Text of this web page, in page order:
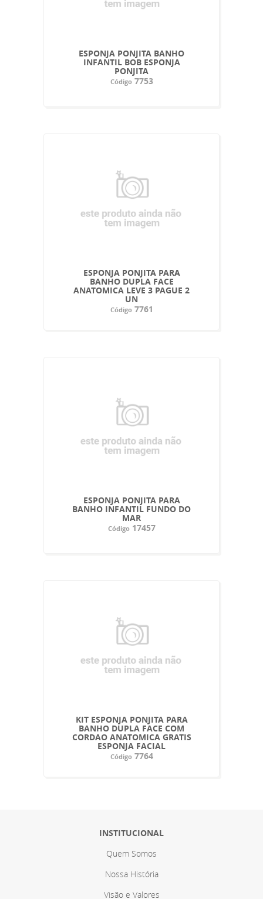
ESPONJA PONJITA BANHO
INFANTIL BOB ESPONJA
PONJITA
Código7753
ESPONJA PONJITA PARA
BANHO DUPLA FACE
ANATOMICA LEVE 3 PAGUE 2
UN
Código7761
ESPONJA PONJITA PARA
BANHO INFANTIL FUNDO DO
MAR
Código17457
KIT ESPONJA PONJITA PARA
BANHO DUPLA FACE COM
CORDAO ANATOMICA GRATIS
ESPONJA FACIAL
Código7764
INSTITUCIONAL
Quem Somos
Nossa História
Visão e Valores